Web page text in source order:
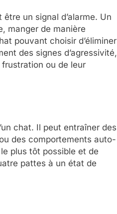
un signal d’alarme. Un
manger de manière
pouvant choisir d’éliminer
des signes d’agressivité,
frustration ou de leur
chat. Il peut entraîner des
des comportements auto-
plus tôt possible et de
pattes à un état de